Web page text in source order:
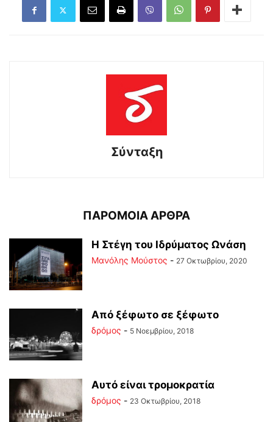
Σύνταξη
ΠΑΡΟΜΟΙΑ ΑΡΘΡΑ
Η Στέγη του Ιδρύματος Ωνάση
Μανόλης Μούστος - 27 Οκτωβρίου, 2020
Από ξέφωτο σε ξέφωτο
δρόμος - 5 Νοεμβρίου, 2018
Αυτό είναι τρομοκρατία
δρόμος - 23 Οκτωβρίου, 2018